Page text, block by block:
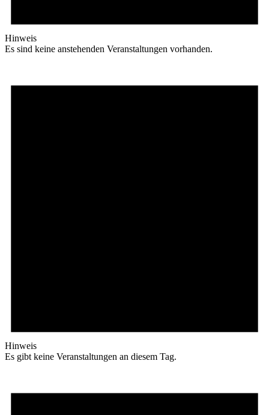
Hinweis
Es sind keine anstehenden Veranstaltungen vorhanden.
Hinweis
Es gibt keine Veranstaltungen an diesem Tag.